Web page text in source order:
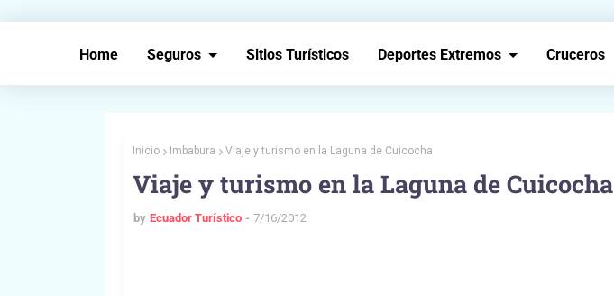
Home Seguros Sitios Turísticos Deportes Extremos Cruceros
Inicio Imbabura Viaje y turismo en la Laguna de Cuicocha
Viaje y turismo en la Laguna de Cuicocha
by Ecuador Turístico 7/16/2012